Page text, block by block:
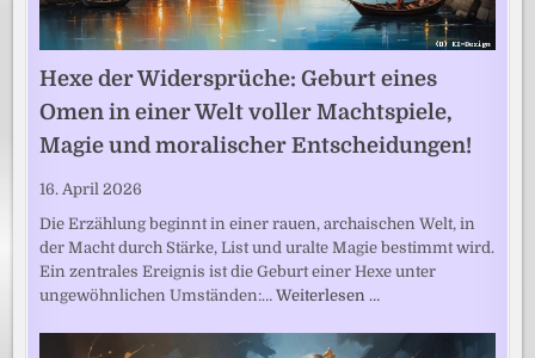
Hexe der Widersprüche: Geburt eines
Omen in einer Welt voller Machtspiele,
Magie und moralischer Entscheidungen!
16. April 2026
Die Erzählung beginnt in einer rauen, archaischen Welt, in
der Macht durch Stärke, List und uralte Magie bestimmt wird.
Ein zentrales Ereignis ist die Geburt einer Hexe unter
ungewöhnlichen Umständen:…Weiterlesen …